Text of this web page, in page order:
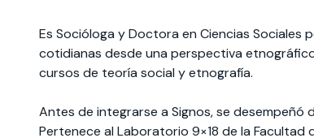
Te puede interesar:International students
Te puede interesar:Explora el campus
Es Socióloga y Doctora en Ciencias Sociales
cotidianas desde una perspectiva
cursos de teoría social y etnografía.
Antes de integrarse a Signos, se
Pertenece al Laboratorio 9×18 de la